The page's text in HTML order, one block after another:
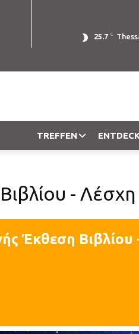
25.7 C
TREFFEN
-
Έκθεση